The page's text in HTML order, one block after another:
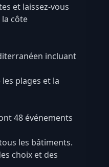
et laissez-vous
côte
incluant
plages et la
48 événements
les bâtiments.
choix et des